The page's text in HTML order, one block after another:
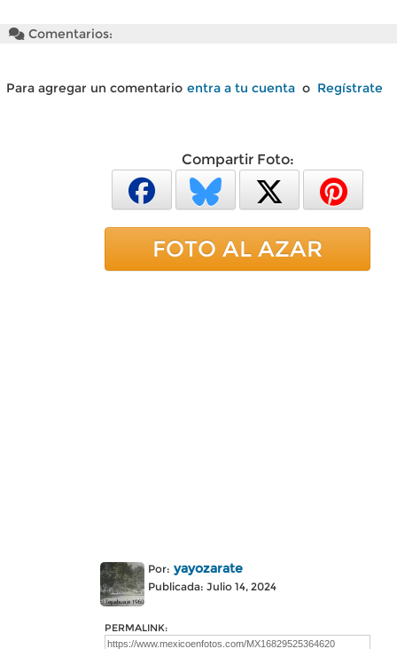
Comentarios:
Para agregar un comentario entra a tu cuenta o Regístrate
Compartir Foto:
FOTO AL AZAR
Por: yayozarate
Publicada: Julio 14, 2024
PERMALINK: